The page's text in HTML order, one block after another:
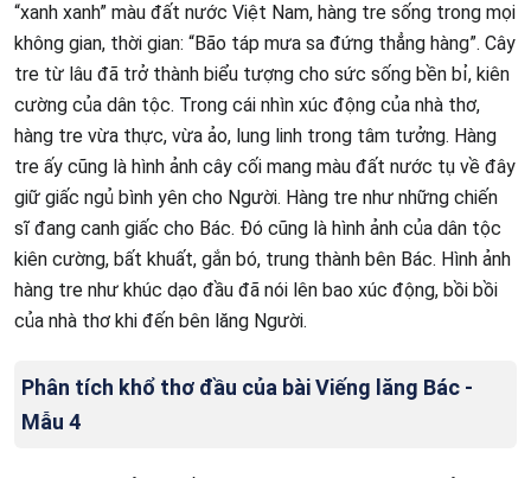
“xanh xanh” màu đất nước Việt Nam, hàng tre sống trong mọi
không gian, thời gian: “Bão táp mưa sa đứng thẳng hàng”. Cây
tre từ lâu đã trở thành biểu tượng cho sức sống bền bỉ, kiên
cường của dân tộc. Trong cái nhìn xúc động của nhà thơ,
hàng tre vừa thực, vừa ảo, lung linh trong tâm tưởng. Hàng
tre ấy cũng là hình ảnh cây cối mang màu đất nước tụ về đây
giữ giấc ngủ bình yên cho Người. Hàng tre như những chiến
sĩ đang canh giấc cho Bác. Đó cũng là hình ảnh của dân tộc
kiên cường, bất khuất, gắn bó, trung thành bên Bác. Hình ảnh
hàng tre như khúc dạo đầu đã nói lên bao xúc động, bồi bồi
của nhà thơ khi đến bên lăng Người.
Phân tích khổ thơ đầu của bài Viếng lăng Bác -
Mẫu 4